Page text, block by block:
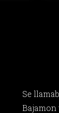
Se
Bajamon